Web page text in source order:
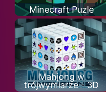
Minecraft Puzle
Mahjong w
trójwymiarze - 3D